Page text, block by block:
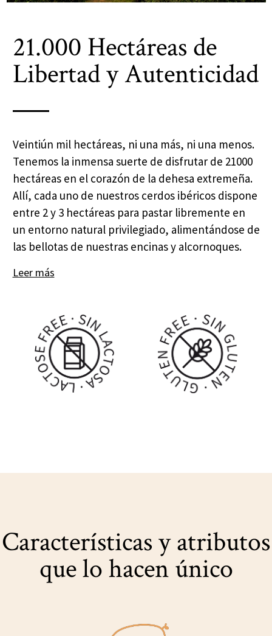
21.000 Hectáreas de
Libertad y Autenticidad
Veintiún mil hectáreas, ni una más, ni una menos.
Tenemos la inmensa suerte de disfrutar de 21000
hectáreas en el corazón de la dehesa extremeña.
Allí, cada uno de nuestros cerdos ibéricos dispone
entre 2 y 3 hectáreas para pastar libremente en
un entorno natural privilegiado, alimentándose de
las bellotas de nuestras encinas y alcornoques.
Leer más
Características y atributos
que lo hacen único